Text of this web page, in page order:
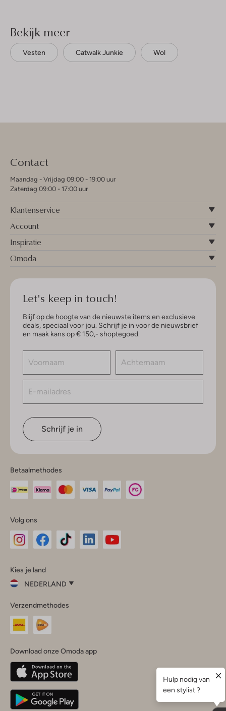
Bekijk meer
Vesten Catwalk Junkie Wol
Contact
Maandag - Vrijdag 09:00 - 19:00 uur
Zaterdag 09:00 - 17:00 uur
Klantenservice
Account
Inspiratie
Omoda
Let's keep in touch!
Blijf op de hoogte van de nieuwste items en exclusieve
deals, speciaal voor jou. Schrijf je in voor de nieuwsbrief
en maak kans op € 150,- shoptegoed.
Schrijf je in
Betaalmethodes
Volg ons
InstagramFacebook
Kies je land
NEDERLAND
je
land
Nederland
Belgique(Français)
Deutschland
Verzendmethodes
Download onze Omoda app